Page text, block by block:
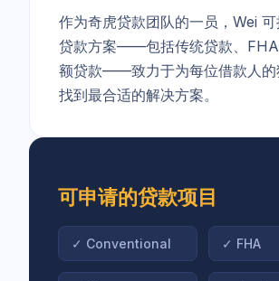
作为奇虎贷款团队的一员，Wei
贷款方案——包括传统贷款、
额贷款——致力于为每位借款人的
找到最合适的解决方案。
可申请的贷款项目
✓ Conventional ✓ FHA